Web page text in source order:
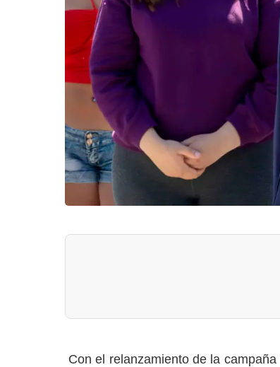
Con el relanzamiento de la campaña